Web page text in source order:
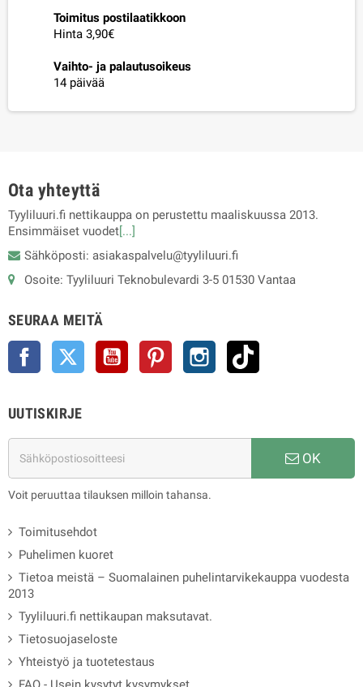
Toimitus postilaatikkoon
Hinta 3,90€
Vaihto- ja palautusoikeus
14 päivää
Ota yhteyttä
Tyyliluuri.fi nettikauppa on perustettu maaliskuussa 2013.
Ensimmäiset vuodet[...]
Sähköposti: asiakaspalvelu@tyyliluuri.fi
Osoite: Tyyliluuri Teknobulevardi 3-5 01530 Vantaa
SEURAA MEITÄ
Facebook Twitter YouTube Pinterest Instagram
UUTISKIRJE
OK
Voit peruuttaa tilauksen milloin tahansa.
Toimitusehdot
Puhelimen kuoret
Tietoa meistä – Suomalainen puhelintarvikekauppa vuodesta
2013
Tyyliluuri.fi nettikaupan maksutavat.
Tietosuojaseloste
Yhteistyö ja tuotetestaus